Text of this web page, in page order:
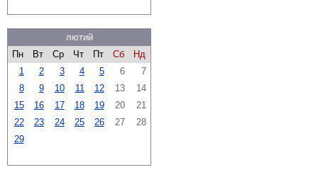
лютий
Пн
Вт Ср Чт Пт Сб
Нд
1
2 3 4 5 6
7
8
9 10 11 12 13
14
15
16 17 18 19 20
21
22
23 24 25 26 27
28
29